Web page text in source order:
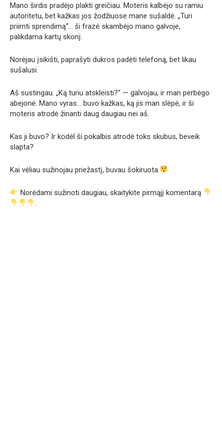
Mano širdis pradėjo plakti greičiau. Moteris kalbėjo su ramiu
autoritetu, bet kažkas jos žodžiuose mane sušaldė. „Turi
priimti sprendimą“… ši frazė skambėjo mano galvoje,
palikdama kartų skonį.
Norėjau įsikišti, paprašyti dukros padėti telefoną, bet likau
sušalusi.
Aš sustingau. „Ką turiu atskleisti?“ — galvojau, ir man perbėgo
abejonė. Mano vyras… buvo kažkas, ką jis man slėpė, ir ši
moteris atrodė žinanti daug daugiau nei aš.
Kas ji buvo? Ir kodėl ši pokalbis atrodė toks skubus, beveik
slapta?
Kai vėliau sužinojau priežastį, buvau šokiruota.
Norėdami sužinoti daugiau, skaitykite pirmąjį komentarą
.